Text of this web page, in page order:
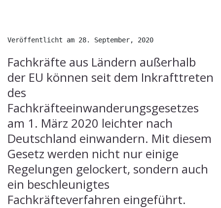
Veröffentlicht am 28. September, 2020
Fachkräfte aus Ländern außerhalb
der EU können seit dem Inkrafttreten
des
Fachkräfteeinwanderungsgesetzes
am 1. März 2020 leichter nach
Deutschland einwandern. Mit diesem
Gesetz werden nicht nur einige
Regelungen gelockert, sondern auch
ein beschleunigtes
Fachkräfteverfahren eingeführt.